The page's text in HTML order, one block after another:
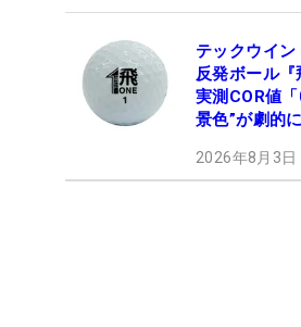
テックウイ
反発ボール『
実測COR値
景色”が劇的
2026年8月3